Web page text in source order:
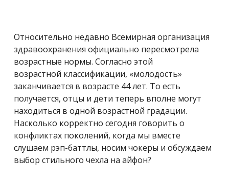
Относительно недавно Всемирная организация
здравоохранения официально пересмотрела
возрастные нормы. Согласно этой
возрастной классификации, «молодость»
заканчивается в возрасте 44 лет. То есть
получается, отцы и дети теперь вполне могут
находиться в одной возрастной градации.
Насколько корректно сегодня говорить о
конфликтах поколений, когда мы вместе
слушаем рэп-баттлы, носим чокеры и обсуждаем
выбор стильного чехла на айфон?